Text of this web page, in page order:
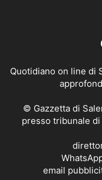
Quotidiano on line di
© Gazzetta di
presso tribunale di
email